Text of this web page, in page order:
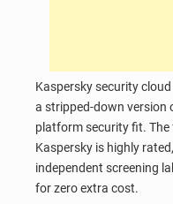
Kaspersky security
a stripped-down version
platform security fit.
Kaspersky is highly
independent screening
for zero extra cost.